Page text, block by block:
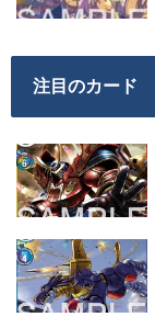
注目のカード